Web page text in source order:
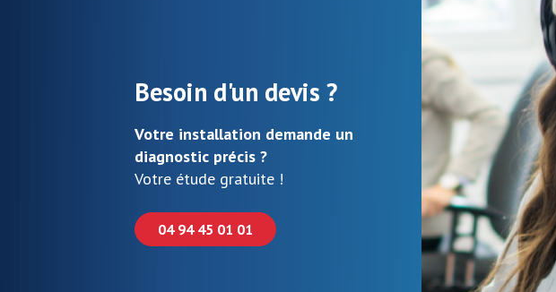
Besoin d'un devis ?
Votre installation demande un
diagnostic précis ?
Votre étude gratuite !
04 94 45 01 01